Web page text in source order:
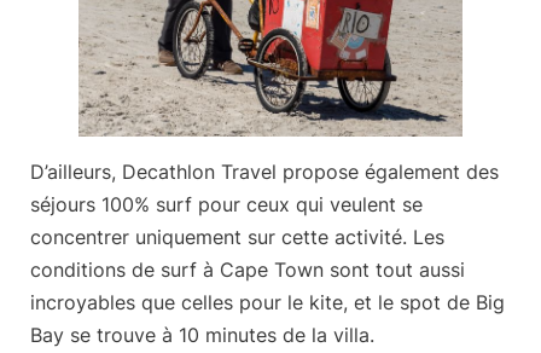
D’ailleurs, Decathlon Travel propose également des
séjours 100% surf pour ceux qui veulent se
concentrer uniquement sur cette activité. Les
conditions de surf à Cape Town sont tout aussi
incroyables que celles pour le kite, et le spot de Big
Bay se trouve à 10 minutes de la villa.